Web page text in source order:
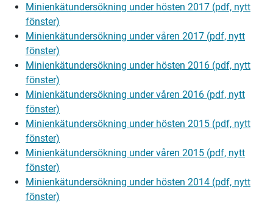
Minienkätundersökning under hösten 2017 (pdf, nytt
fönster)
Minienkätundersökning under våren 2017 (pdf, nytt
fönster)
Minienkätundersökning under hösten 2016 (pdf, nytt
fönster)
Minienkätundersökning under våren 2016 (pdf, nytt
fönster)
Minienkätundersökning under hösten 2015 (pdf, nytt
fönster)
Minienkätundersökning under våren 2015 (pdf, nytt
fönster)
Minienkätundersökning under hösten 2014 (pdf, nytt
fönster)